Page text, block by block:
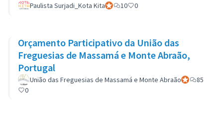
Paulista Surjadi_Kota KitaOfficial participant
10 0
Orçamento Participativo da União das
Freguesias de Massamá e Monte Abraão,
Portugal
União das Freguesias de Massamá e Monte AbraãoOfficial
85
0